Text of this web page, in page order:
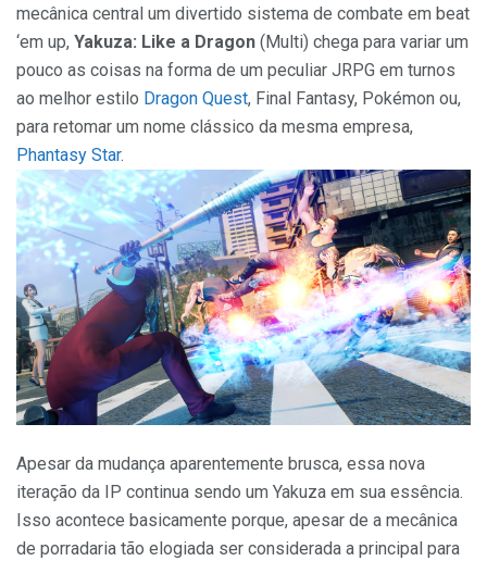
mecânica central um divertido sistema de combate em beat
‘em up, Yakuza: Like a Dragon (Multi) chega para variar um
pouco as coisas na forma de um peculiar JRPG em turnos
ao melhor estilo Dragon Quest, Final Fantasy, Pokémon ou,
para retomar um nome clássico da mesma empresa,
Phantasy Star.
Apesar da mudança aparentemente brusca, essa nova
iteração da IP continua sendo um Yakuza em sua essência.
Isso acontece basicamente porque, apesar de a mecânica
de porradaria tão elogiada ser considerada a principal para